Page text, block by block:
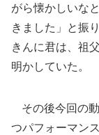
がら懐かしいな
きました」と振
きんに君は、祖
明かしていた。
その後今回の
つパフォーマン